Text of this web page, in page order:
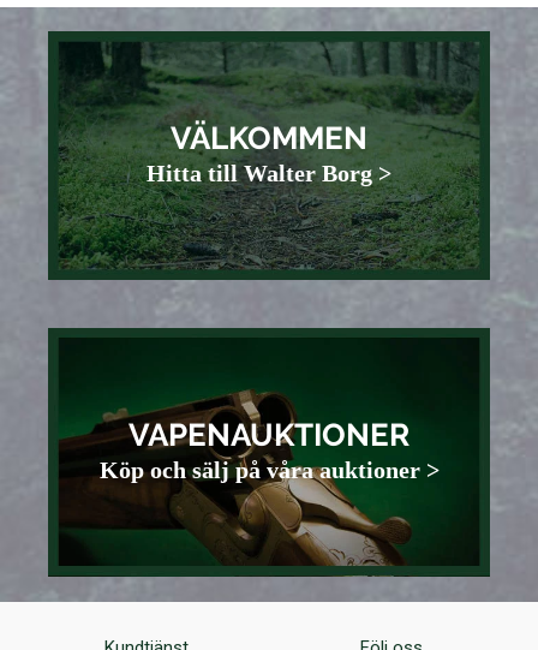
VÄLKOMMEN
Hitta till Walter Borg >
VAPENAUKTIONER
Köp och sälj på våra auktioner >